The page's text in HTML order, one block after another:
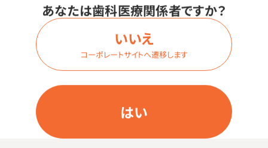
あなたは歯科医療関係者ですか？
はい
いいえ
コーポレートサイトへ遷移します
本品を水と混ぜて泥状にし、バフ、ブラシ、フェルトホイー
ル等に付けてご使用ください。
その他